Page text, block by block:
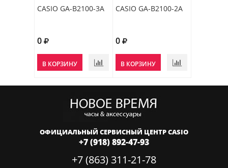
CASIO GA-B2100-3A
0
В КОРЗИНУ
CASIO GA-B2100-2A
0
В КОРЗИНУ
ОФИЦИАЛЬНЫЙ СЕРВИСНЫЙ ЦЕНТР CASIO
+7 (918) 892-47-93
+7 (863) 311-21-78